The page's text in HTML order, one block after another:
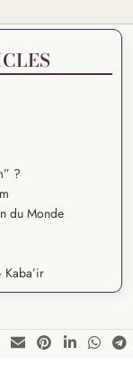
?
du Monde
Kaba’ir